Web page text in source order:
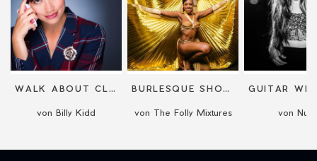
WALK ABOUT CLOSE UP MAGIC
von Billy Kidd
BURLESQUE SHOWGIRLS
von The Folly Mixtures von